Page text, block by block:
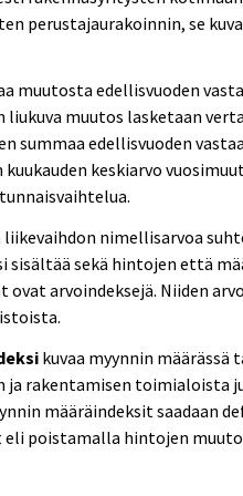
perustajaurakoinnin, se
muutosta edellisvuoden
liukuva muutos lasketaan
summaa edellisvuoden
keskiarvo
liikevaihdon nimellisarvoa
sisältää sekä hintojen että
ovat arvoindeksejä. Niiden
kuvaa myynnin määrässä
ja rakentamisen toimialoista
määräindeksit saadaan
poistamalla hintojen